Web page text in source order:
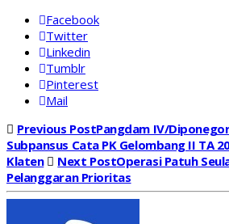
Facebook
Twitter
Linkedin
Tumblr
Pinterest
Mail
Previous PostPangdam IV/
Subpansus Cata PK Gelombang II TA
Klaten
Next PostOperasi Patuh
Pelanggaran Prioritas